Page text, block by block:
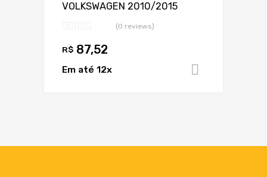
VOLKSWAGEN 2010/2015
(0 reviews)
R$ 87,52
Em até 12x